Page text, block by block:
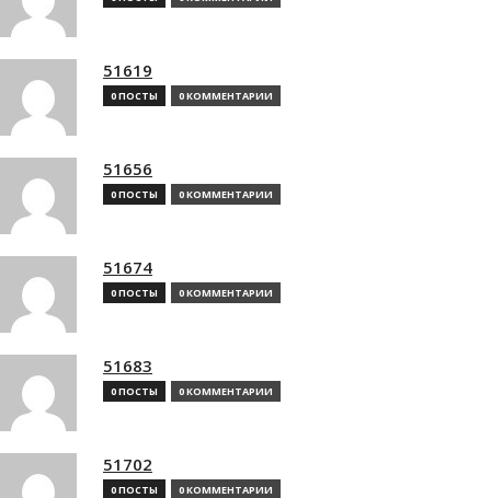
51619
0 ПОСТЫ 0 КОММЕНТАРИИ
51656
0 ПОСТЫ 0 КОММЕНТАРИИ
51674
0 ПОСТЫ 0 КОММЕНТАРИИ
51683
0 ПОСТЫ 0 КОММЕНТАРИИ
51702
0 ПОСТЫ 0 КОММЕНТАРИИ